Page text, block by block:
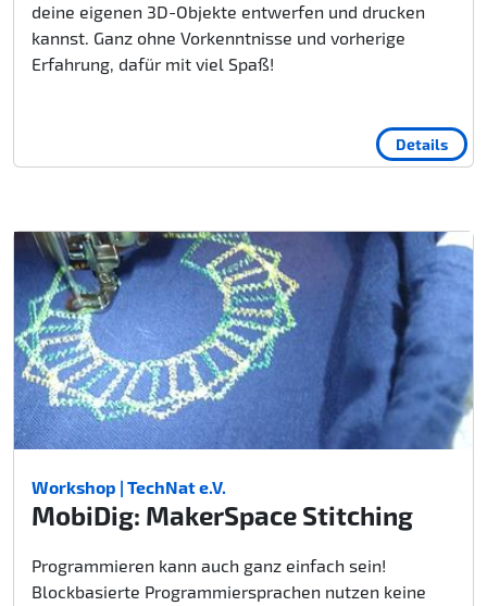
deine eigenen 3D-Objekte entwerfen und drucken
kannst. Ganz ohne Vorkenntnisse und vorherige
Erfahrung, dafür mit viel Spaß!
Details
Workshop | TechNat e.V.
MobiDig: MakerSpace Stitching
Programmieren kann auch ganz einfach sein!
Blockbasierte Programmiersprachen nutzen keine